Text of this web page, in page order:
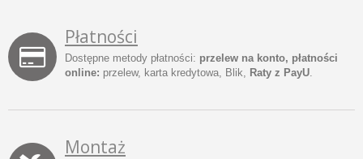
Płatności
Dostępne metody płatności: przelew na konto, płatności
online: przelew, karta kredytowa, Blik, Raty z PayU
Montaż